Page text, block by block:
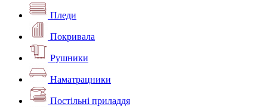
Пледи
Покривала
Рушники
Наматрацники
Постільні приладдя